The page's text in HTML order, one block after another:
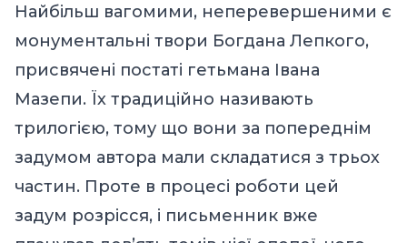
Найбільш вагомими, неперевершеними є
монументальні твори Богдана Лепкого,
присвячені постаті гетьмана Івана
Мазепи. Їх традиційно називають
трилогією, тому що вони за попереднім
задумом автора мали складатися з трьох
частин. Проте в процесі роботи цей
задум розрісся, і письменник вже